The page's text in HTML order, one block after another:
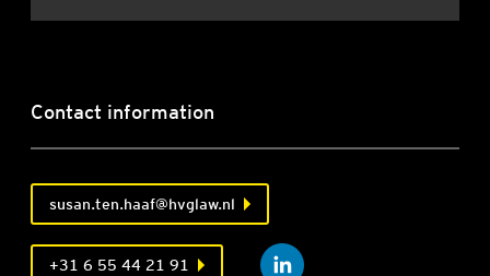
Contact information
susan.ten.haaf@hvglaw.nl
+31 6 55 44 21 91